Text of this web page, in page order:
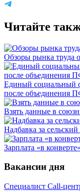
Читайте
Обзоры рынка труда
Единый социальный
после объединения
Взять данные в
Надбавка за
Зарплата «в
Вакансии дня
Специалист Call-